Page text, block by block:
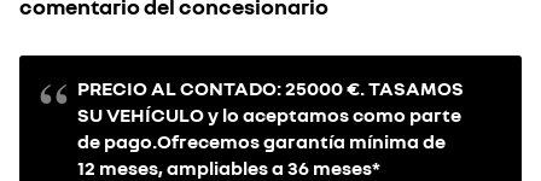
comentario del concesionario
PRECIO AL CONTADO: 25000 €. TASAMOS
SU VEHÍCULO y lo aceptamos como parte
de pago.Ofrecemos garantía mínima de
12 meses, ampliables a 36 meses*